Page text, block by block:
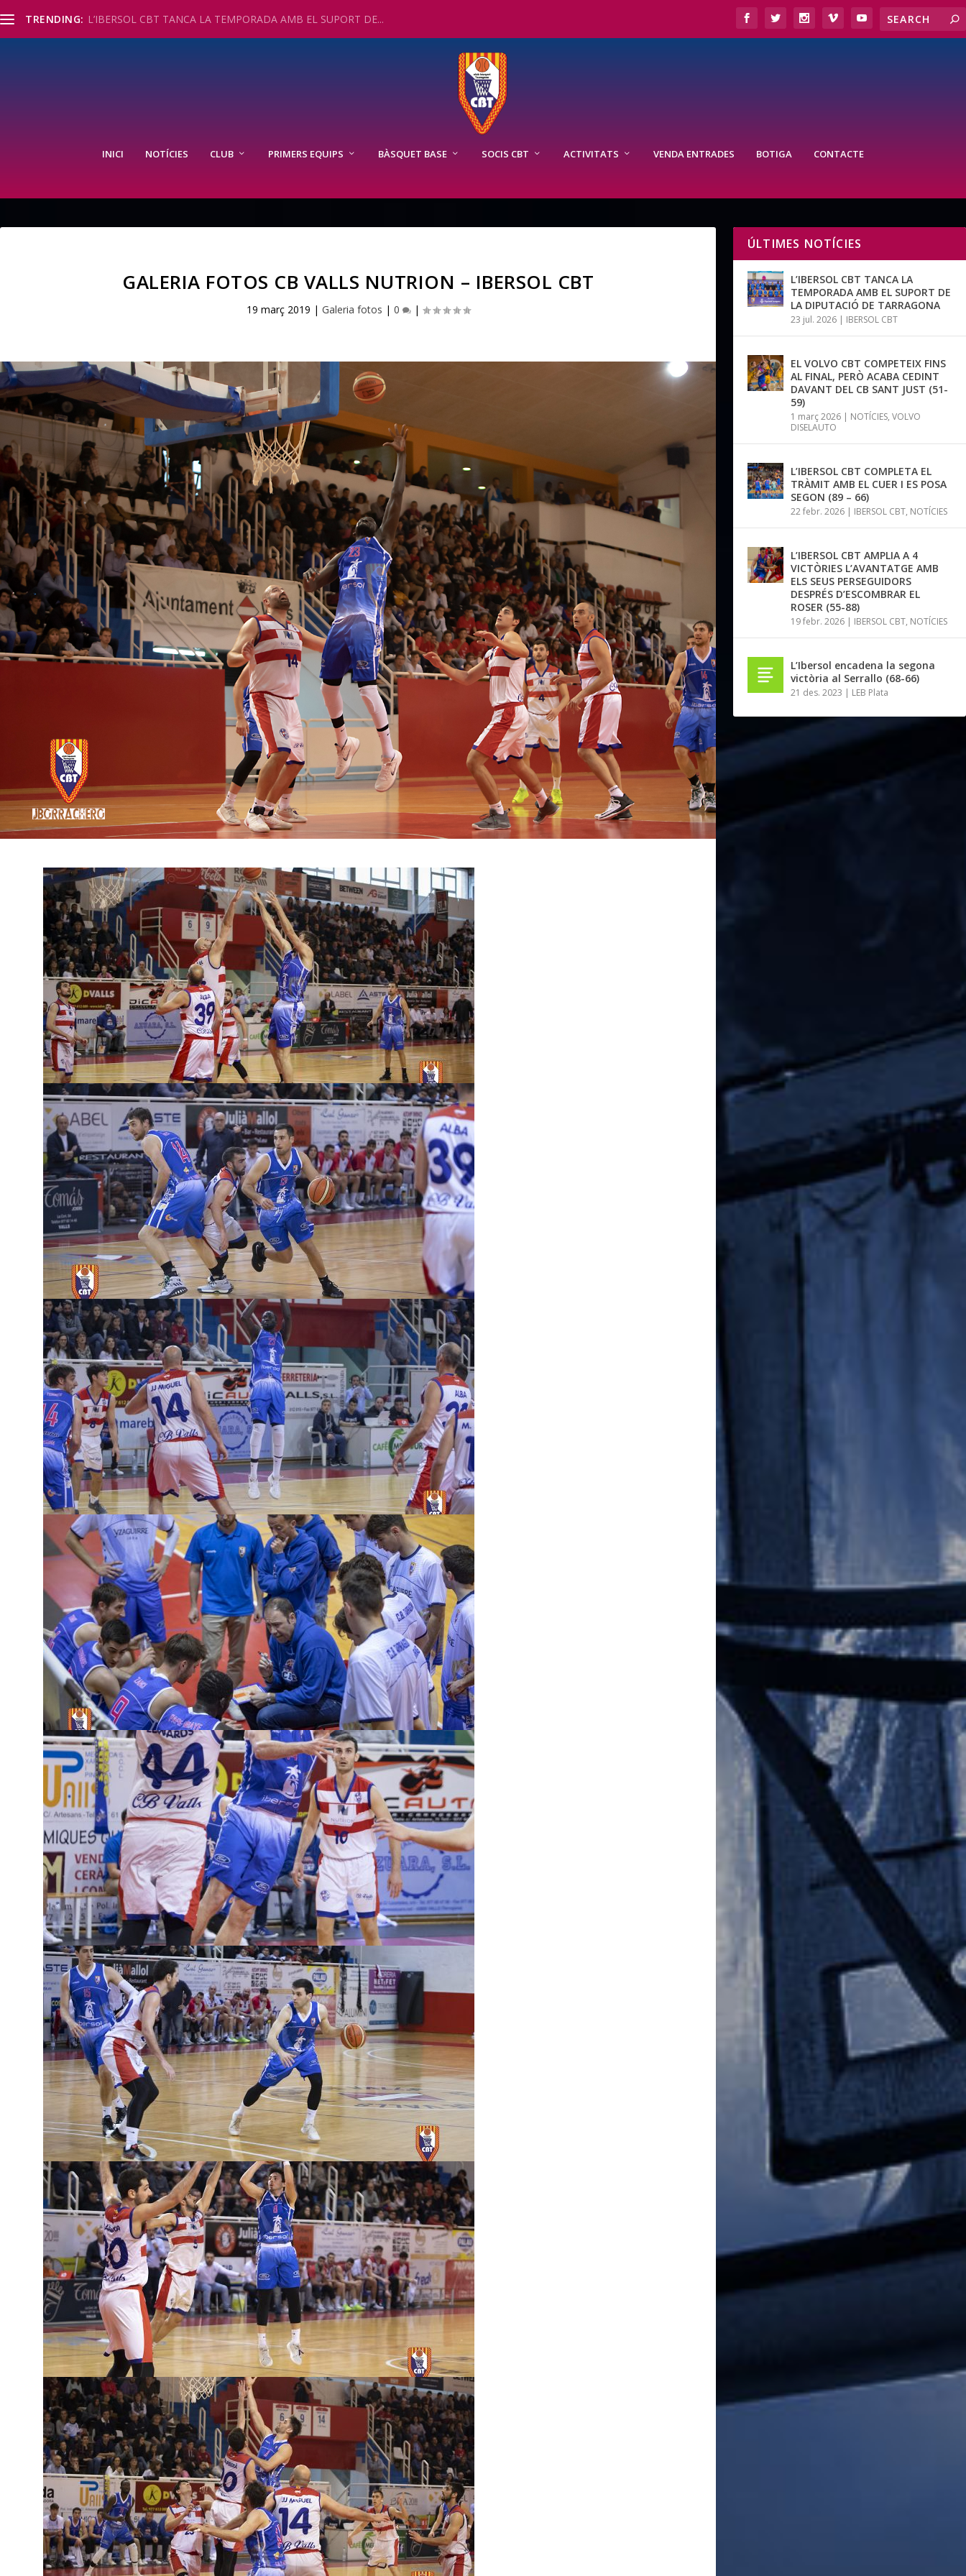
TRENDING: L’IBERSOL CBT TANCA LA TEMPORADA AMB EL SUPORT DE...
INICI NOTÍCIES CLUB PRIMERS EQUIPS BÀSQUET BASE SOCIS CBT ACTIVITATS VENDA ENTRADES BOTIGA CONTACTE
GALERIA FOTOS CB VALLS NUTRION – IBERSOL CBT
19 març 2019 | Galeria fotos | 0 |
ÚLTIMES NOTÍCIES
L’IBERSOL CBT TANCA LA
TEMPORADA AMB EL SUPORT DE
LA DIPUTACIÓ DE TARRAGONA
23 jul. 2026 | IBERSOL CBT
EL VOLVO CBT COMPETEIX FINS
AL FINAL, PERÒ ACABA CEDINT
DAVANT DEL CB SANT JUST (51-
59)
1 març 2026 | NOTÍCIES, VOLVO
DISELAUTO
L’IBERSOL CBT COMPLETA EL
TRÀMIT AMB EL CUER I ES POSA
SEGON (89 – 66)
22 febr. 2026 | IBERSOL CBT, NOTÍCIES
L’IBERSOL CBT AMPLIA A 4
VICTÒRIES L’AVANTATGE AMB
ELS SEUS PERSEGUIDORS
DESPRÉS D’ESCOMBRAR EL
ROSER (55-88)
19 febr. 2026 | IBERSOL CBT, NOTÍCIES
L’Ibersol encadena la segona
victòria al Serrallo (68-66)
21 des. 2023 | LEB Plata